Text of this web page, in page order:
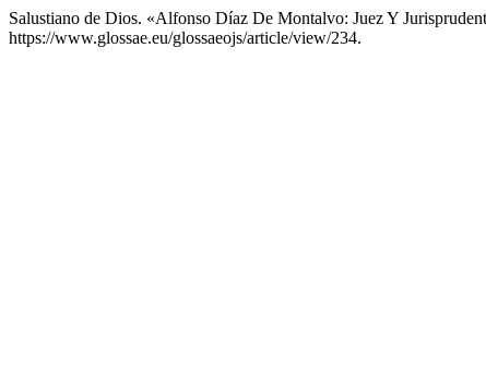
Salustiano de Dios. «Alfonso Díaz De Montalvo: Juez Y
https://www.glossae.eu/glossaeojs/article/view/234.